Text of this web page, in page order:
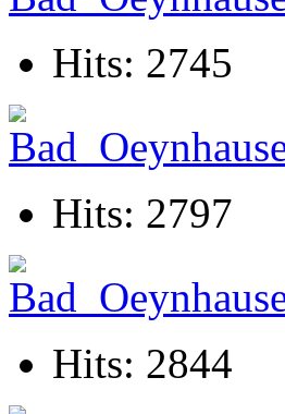
Hits: 2745
Hits: 2797
Hits: 2844